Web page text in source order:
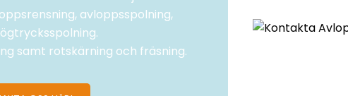
avloppsspolning,
samt rotskärning och fräsning.